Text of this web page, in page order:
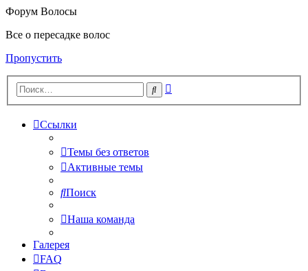
Форум Волосы
Все о пересадке волос
Пропустить
Поиск
Ссылки
Темы без ответов
Активные темы
Поиск
Наша команда
Галерея
FAQ